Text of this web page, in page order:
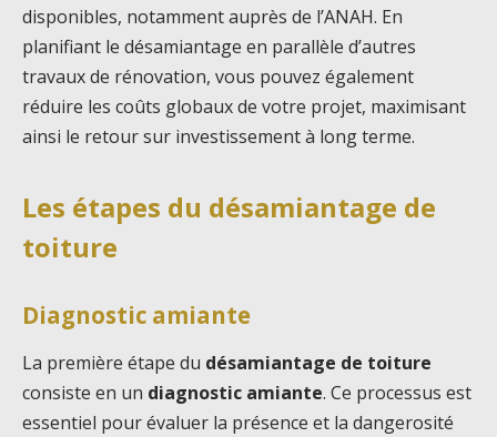
disponibles, notamment auprès de l’ANAH. En
planifiant le désamiantage en parallèle d’autres
travaux de rénovation, vous pouvez également
réduire les coûts globaux de votre projet, maximisant
ainsi le retour sur investissement à long terme.
Les étapes du désamiantage de
toiture
Diagnostic amiante
La première étape du désamiantage de toiture
consiste en un diagnostic amiante. Ce processus est
essentiel pour évaluer la présence et la dangerosité